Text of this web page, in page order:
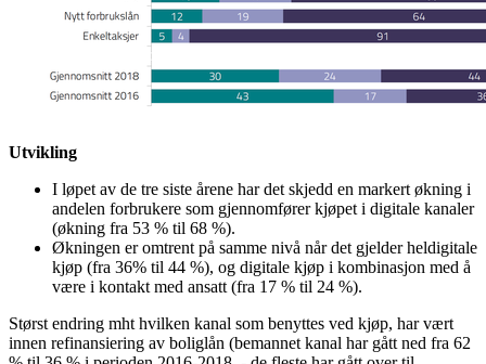
Utvikling
I løpet av de tre siste årene har det skjedd en markert økning i
andelen forbrukere som gjennomfører kjøpet i digitale kanaler
(økning fra 53 % til 68 %).
Økningen er omtrent på samme nivå når det gjelder heldigitale
kjøp (fra 36% til 44 %), og digitale kjøp i kombinasjon med å
være i kontakt med ansatt (fra 17 % til 24 %).
Størst endring mht hvilken kanal som benyttes ved kjøp, har vært
innen refinansiering av boliglån (bemannet kanal har gått ned fra 62